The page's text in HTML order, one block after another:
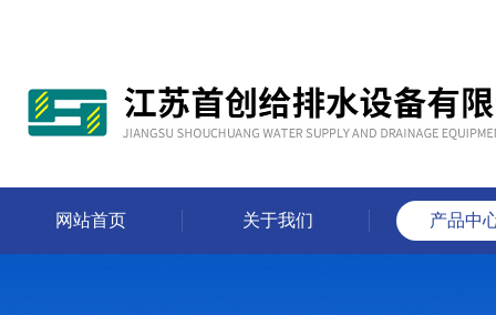
网站首页 关于我们 产品中